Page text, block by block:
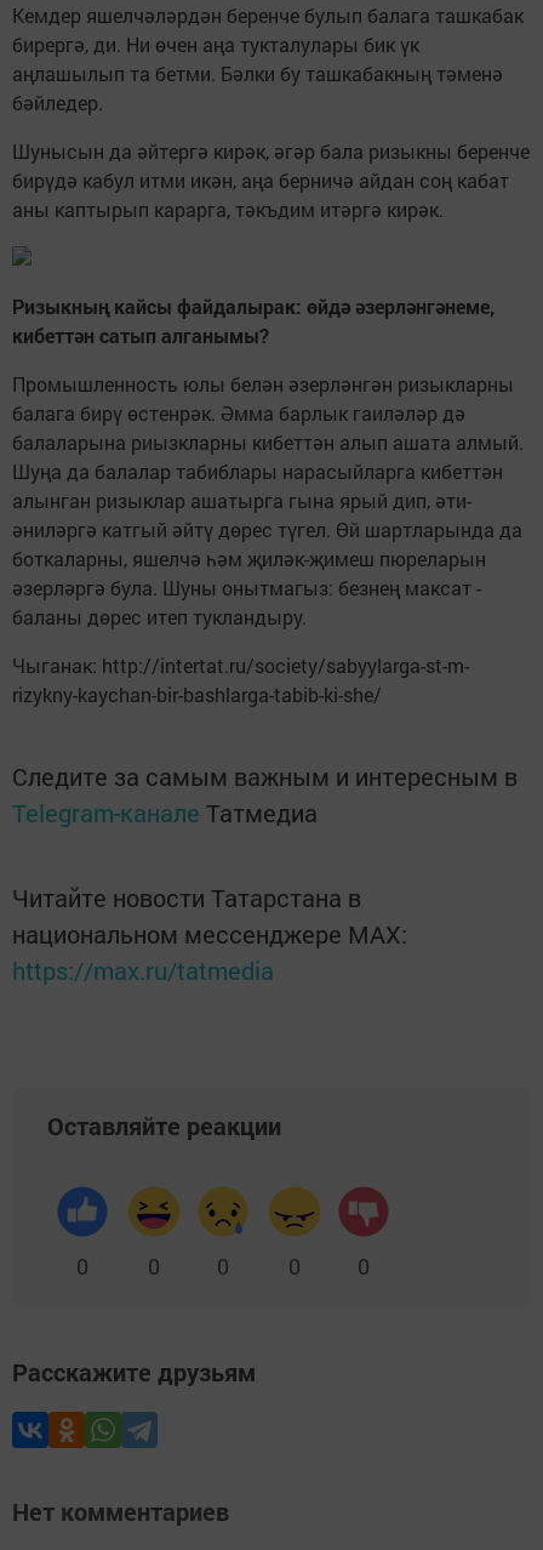
Кемдер яшелчәләрдән беренче булып балага ташкабак
бирергә, ди. Ни өчен аңа тукталулары бик үк
аңлашылып та бетми. Бәлки бу ташкабакның тәменә
бәйледер.
Шунысын да әйтергә кирәк, әгәр бала ризыкны беренче
бирүдә кабул итми икән, аңа берничә айдан соң кабат
аны каптырып карарга, тәкъдим итәргә кирәк.
Ризыкның кайсы файдалырак: өйдә әзерләнгәнеме,
кибеттән сатып алганымы?
Промышленность юлы белән әзерләнгән ризыкларны
балага бирү өстенрәк. Әмма барлык гаиләләр дә
балаларына риызкларны кибеттән алып ашата алмый.
Шуңа да балалар табиблары нарасыйларга кибеттән
алынган ризыклар ашатырга гына ярый дип, әти-
әниләргә катгый әйтү дөрес түгел. Өй шартларында да
боткаларны, яшелчә һәм җиләк-җимеш пюреларын
әзерләргә була. Шуны онытмагыз: безнең максат -
баланы дөрес итеп тукландыру.
Чыганак: http://intertat.ru/society/sabyylarga-st-m-
rizykny-kaychan-bir-bashlarga-tabib-ki-she/
Следите за самым важным и интересным в
Telegram-канале Татмедиа
Читайте новости Татарстана в
национальном мессенджере MАХ:
https://max.ru/tatmedia
Оставляйте реакции
0 0 0 0 0
Расскажите друзьям
Нет комментариев